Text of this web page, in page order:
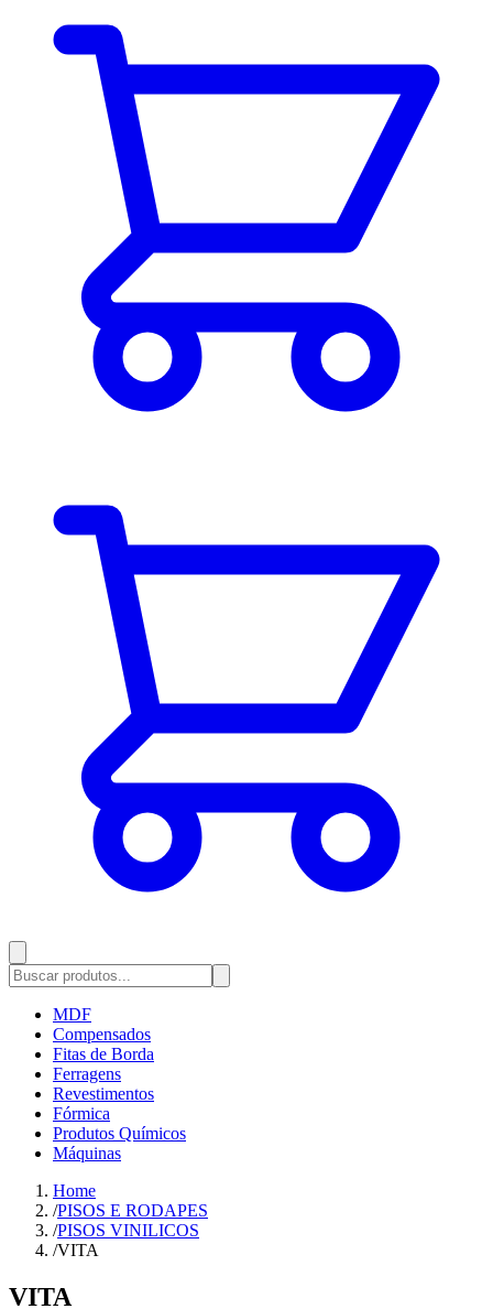
MDF
Compensados
Fitas de Borda
Ferragens
Revestimentos
Fórmica
Produtos Químicos
Máquinas
Home
/PISOS E RODAPES
/PISOS VINILICOS
/VITA
VITA